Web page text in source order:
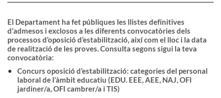
El Departament ha fet públiques les llistes definitives
d’admesos i exclosos a les diferents convocatòries dels
processos d’oposició d’estabilització, així com el lloc i la data
de realització de les proves . Consulta segons sigui la teva
convocatòria:
Concurs oposició d’estabilització: categories del personal
laboral de l’àmbit educatiu (EDU. EEE, AEE, NAJ, OFI
jardiner/a, OFI cambrer/a i TIS)